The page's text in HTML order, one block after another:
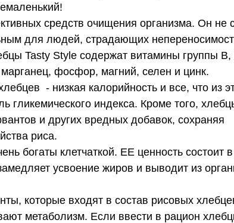
для людей, страдающих
Tasty Style содержат витамины группы
фосфор, магний, селен и цинк.
гликемического индекса. Кроме того,
и других вредных добавок, сохраняя
риса.
усвоение жиров и выводит из
метаболизм. Если ввести в рацион